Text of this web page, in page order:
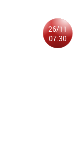
26/11
07:30